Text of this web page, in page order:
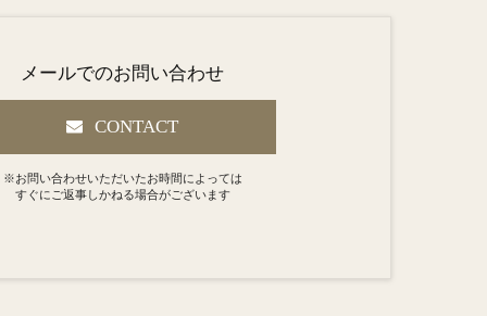
メールでのお問い合わせ
CONTACT
※お問い合わせいただいたお時間によっては
すぐにご返事しかねる場合がございます